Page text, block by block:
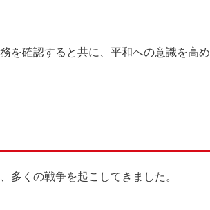
を確認すると共に、平和への意識を高
多くの戦争を起こしてきました。